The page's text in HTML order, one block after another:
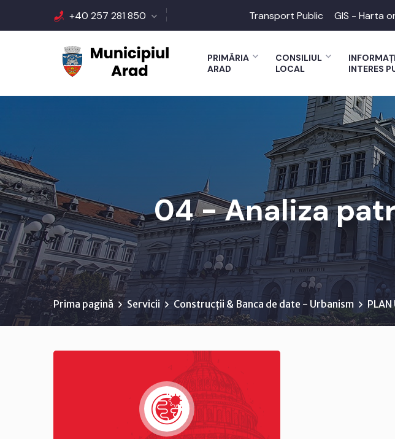
+40 257 281 850 Transport Public GIS - Harta
PRIMĂRIA
ARAD
CONSILIUL
LOCAL
INTERES
04 - Analiza
Prima pagină Servicii Construcții & Banca de date - Urbanism PLAN